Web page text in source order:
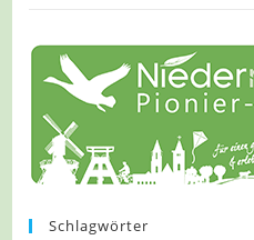
Schlagwörter